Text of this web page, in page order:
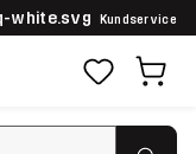
Kundservice